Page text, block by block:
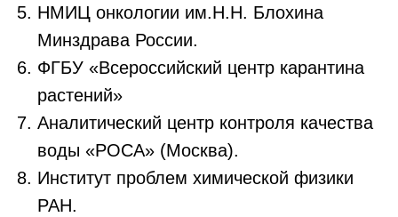
НМИЦ онкологии им.Н.Н. Блохина
Минздрава России.
ФГБУ «Всероссийский центр карантина
растений»
Аналитический центр контроля качества
воды «РОСА» (Москва).
Институт проблем химической физики
РАН.
119049, город Москва,
Ленинский проспект, 9